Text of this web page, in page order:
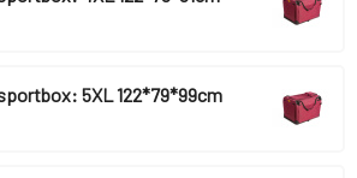
5XL 122*79*99cm